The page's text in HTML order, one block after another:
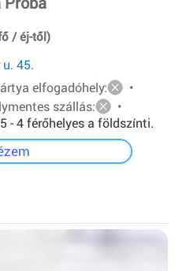
/ éj-től)
45.
elfogadóhely:
•
szállás:
•
- 4 férőhelyes a földszínti.
egy franciaágy és két ill.